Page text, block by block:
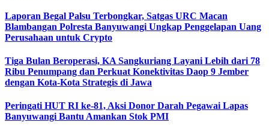
Laporan Begal Palsu Terbongkar, Satgas URC Macan
Blambangan Polresta Banyuwangi Ungkap Penggelapan Uang
Perusahaan untuk Crypto
Tiga Bulan Beroperasi, KA Sangkuriang Layani Lebih dari 78
Ribu Penumpang dan Perkuat Konektivitas Daop 9 Jember
dengan Kota-Kota Strategis di Jawa
Peringati HUT RI ke-81, Aksi Donor Darah Pegawai Lapas
Banyuwangi Bantu Amankan Stok PMI